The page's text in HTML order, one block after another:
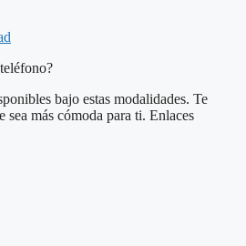
bajo estas modalidades. Te
sea más cómoda para ti. Enlaces